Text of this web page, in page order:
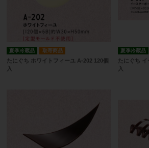
夏季冷蔵品 取寄商品
たにぐち ホワイトフィーユ A-202 120個
入
夏季冷蔵品
たにぐち
入